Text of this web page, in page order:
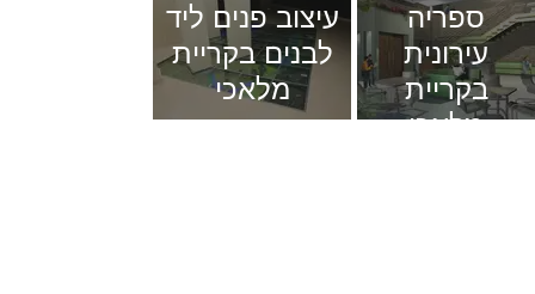
ספריה
עירונית
בקריית
מלאכי
עיצוב פנים ליד
לבנים בקריית
מלאכי